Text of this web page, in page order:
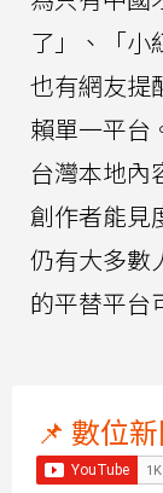
了」、「小
也有網友提
賴單一平台
台灣本地內
創作者能見
仍有大多數
的平替平台
📌 數位